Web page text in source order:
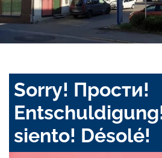
Sorry! Прости!
siento! Désolé!